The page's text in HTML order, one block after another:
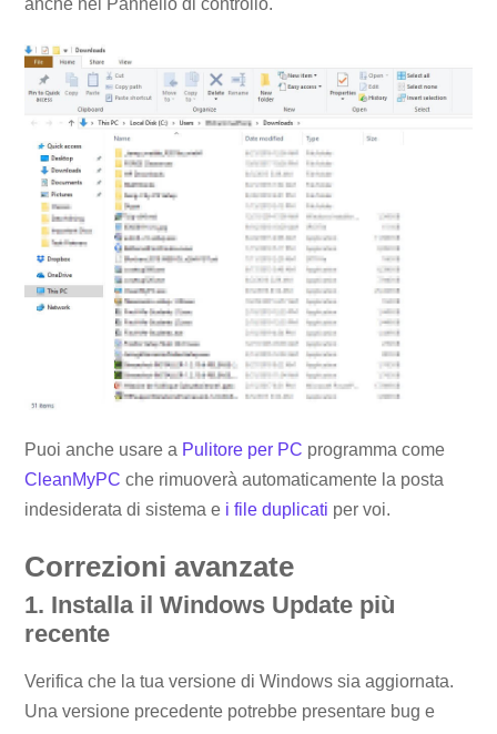
anche nel Pannello di controllo.
Puoi anche usare a Pulitore per PC programma come
CleanMyPC che rimuoverà automaticamente la posta
indesiderata di sistema e i file duplicati per voi.
Correzioni avanzate
1. Installa il Windows Update più
recente
Verifica che la tua versione di Windows sia aggiornata.
Una versione precedente potrebbe presentare bug e